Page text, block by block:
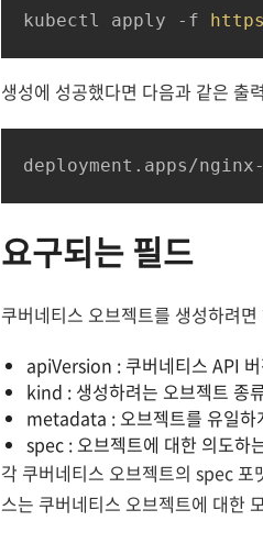
kubectl apply -f
생성에 성공했다면 다음과 같은 출
요구되는 필드
쿠버네티스 오브젝트를 생성하려
apiVersion : 쿠버네티스 API 버
kind : 생성하려는 오브젝트 종
metadata : 오브젝트를 유일하
spec : 오브젝트에 대한 의도하
각 쿠버네티스 오브젝트의 spec
스는 쿠버네티스 오브젝트에 대한